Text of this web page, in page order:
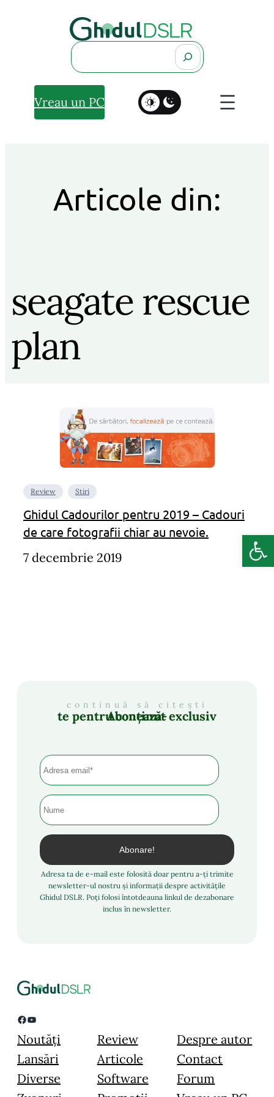
Search
Vreau un PC
Articole din:
seagate rescue
plan
Review Stiri
Ghidul Cadourilor pentru 2019 – Cadouri
de care fotografii chiar au nevoie.
7 decembrie 2019
continuă să citești
Abonează-te pentru conținut exclusiv
Adresa ta de e-mail este folosită doar pentru a-ți trimite
newsletter-ul nostru și informații despre activitățile
Ghidul DSLR. Poți folosi întotdeauna linkul de dezabonare
inclus în newsletter.
Facebook YouTube
Noutăți
Lansări
Diverse
Review
Articole
Software
Despre autor
Contact
Forum